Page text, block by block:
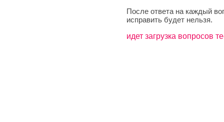
После ответа на каждый
исправить будет нельзя.
идет загрузка вопросов